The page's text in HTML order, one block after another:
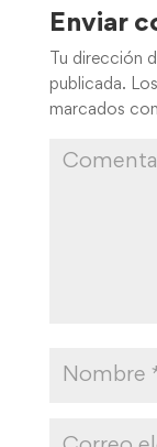
Enviar
Tu dirección
publicada.
marcados con